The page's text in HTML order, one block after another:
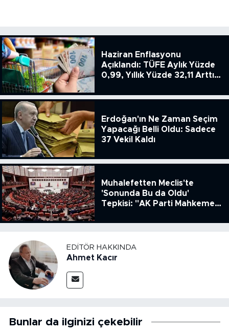
Haziran Enflasyonu
Açıklandı: TÜFE Aylık Yüzde
0,99, Yıllık Yüzde 32,11 Arttı,
51.49
Erdoğan'ın Ne Zaman Seçim
Yapacağı Belli Oldu: Sadece
37 Vekil Kaldı
Muhalefetten Meclis'te
'Sonunda Bu da Oldu'
Tepkisi: "AK Parti Mahkeme
Kanun Çıkardı"
EDITÖR HAKKINDA
Ahmet Kacır
Bunlar da ilginizi çekebilir